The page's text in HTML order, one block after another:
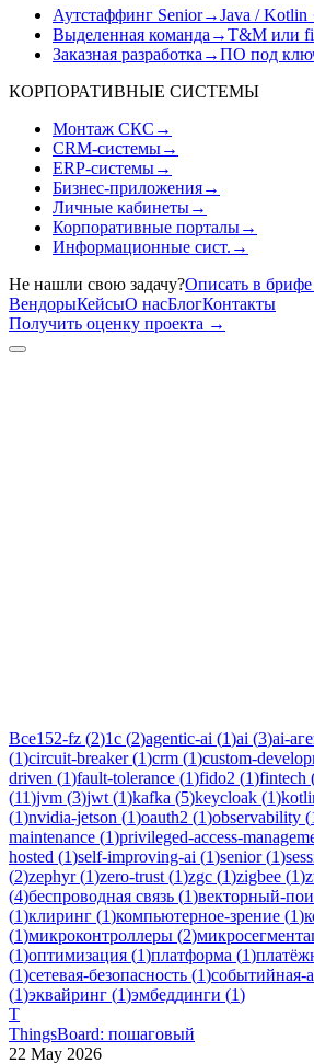
Аутстаффинг Senior→Java / Kotlin
Выделенная команда →T&M или
Заказная разработка →ПО под
КОРПОРАТИВНЫЕ СИСТЕМЫ
Монтаж СКС →
CRM-системы→
ERP-системы→
Бизнес-приложения→
Личные кабинеты→
Корпоративные порталы→
Информационные сист. →
Не нашли свою задачу?Описать в брифе
ВендорыКейсыО насБлогКонтакты
Получить оценку проекта →
Все152-fz (2)1c (2)agentic-ai (1)ai (3)ai-
(1)circuit-breaker(1)crm (1)custom-
driven (1)fault-tolerance (1)fido2 (1)fintech
(11)jvm (3)jwt (1)kafka (5)keycloak (1)
(1)nvidia-jetson (1)oauth2 (1)observability (
maintenance (1)privileged-access-
hosted (1)self-improving-ai (1)senior(1)
(2)zephyr(1)zero-trust (1)zgc (1)zigbee (1)
(4)беспроводная связь (1)векторный-
(1)клиринг (1)компьютерное-зрение (1)
(1)микроконтроллеры (2)
(1)оптимизация (1)платформа (1)
(1)сетевая-безопасность (1)событийная-
(1)эквайринг (1)эмбеддинги (1)
T
ThingsBoard: пошаговый
22 May 2026